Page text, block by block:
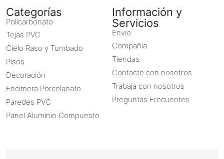
Categorías
Policarbonato
Tejas PVC
Cielo Raso y Tumbado
Pisos
Decoración
Encimera Porcelanato
Paredes PVC
Panel Aluminio Compuesto
Información y
Servicios
Envio
Compañia
Tiendas
Contacte con nosotros
Trabaja con nosotros
Preguntas Frecuentes